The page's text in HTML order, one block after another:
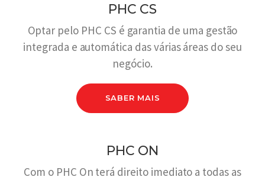
PHC CS
Optar pelo PHC CS é garantia de uma gestão
integrada e automática das várias áreas do seu
negócio.
SABER MAIS
PHC ON
Com o PHC On terá direito imediato a todas as